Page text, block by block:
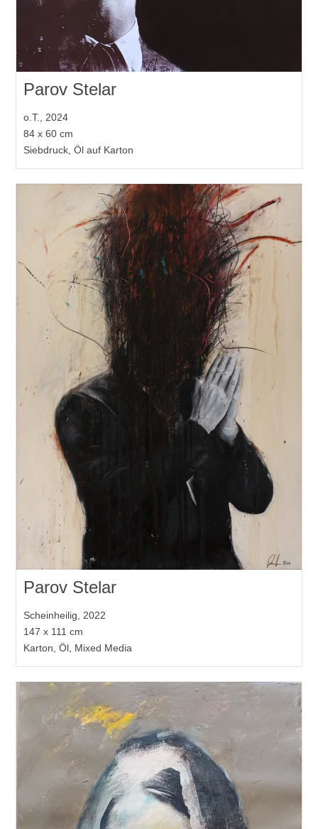
Parov Stelar
o.T., 2024
84 x 60 cm
Siebdruck, Öl auf Karton
Parov Stelar
Scheinheilig, 2022
147 x 111 cm
Karton, Öl, Mixed Media